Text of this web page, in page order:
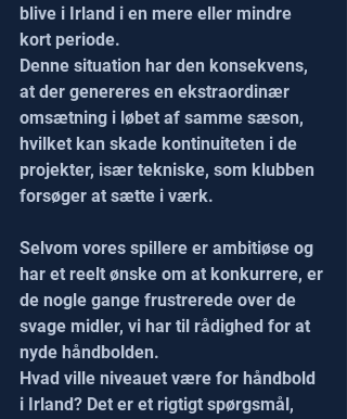
blive i Irland i en mere eller mindre
kort periode.
Denne situation har den konsekvens,
at der genereres en ekstraordinær
omsætning i løbet af samme sæson,
hvilket kan skade kontinuiteten i de
projekter, især tekniske, som klubben
forsøger at sætte i værk.
Selvom vores spillere er ambitiøse og
har et reelt ønske om at konkurrere, er
de nogle gange frustrerede over de
svage midler, vi har til rådighed for at
nyde håndbolden.
Hvad ville niveauet være for håndbold
i Irland? Det er et rigtigt spørgsmål,